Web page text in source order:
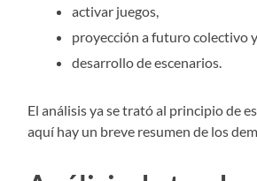
activar juegos,
proyección a futuro colectivo y
desarrollo de escenarios.
El análisis ya se trató al principio de
aquí hay un breve resumen de los